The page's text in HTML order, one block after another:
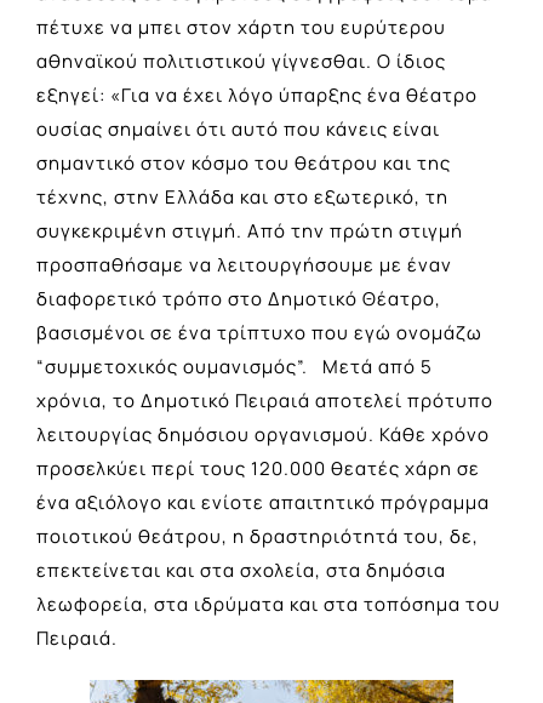
πέτυχε να μπει στον χάρτη του ευρύτερου
αθηναϊκού πολιτιστικού γίγνεσθαι. Ο ίδιος
εξηγεί: «Για να έχει λόγο ύπαρξης ένα θέατρο
ουσίας σημαίνει ότι αυτό που κάνεις είναι
σημαντικό στον κόσμο του θεάτρου και της
τέχνης, στην Ελλάδα και στο εξωτερικό, τη
συγκεκριμένη στιγμή. Από την πρώτη στιγμή
προσπαθήσαμε να λειτουργήσουμε με έναν
διαφορετικό τρόπο στο Δημοτικό Θέατρο,
βασισμένοι σε ένα τρίπτυχο που εγώ ονομάζω
“συμμετοχικός ουμανισμός”. Μετά από 5
χρόνια, το Δημοτικό Πειραιά αποτελεί πρότυπο
λειτουργίας δημόσιου οργανισμού. Κάθε χρόνο
προσελκύει περί τους 120.000 θεατές χάρη σε
ένα αξιόλογο και ενίοτε απαιτητικό πρόγραμμα
ποιοτικού θεάτρου, η δραστηριότητά του, δε,
επεκτείνεται και στα σχολεία, στα δημόσια
λεωφορεία, στα ιδρύματα και στα τοπόσημα του
Πειραιά.